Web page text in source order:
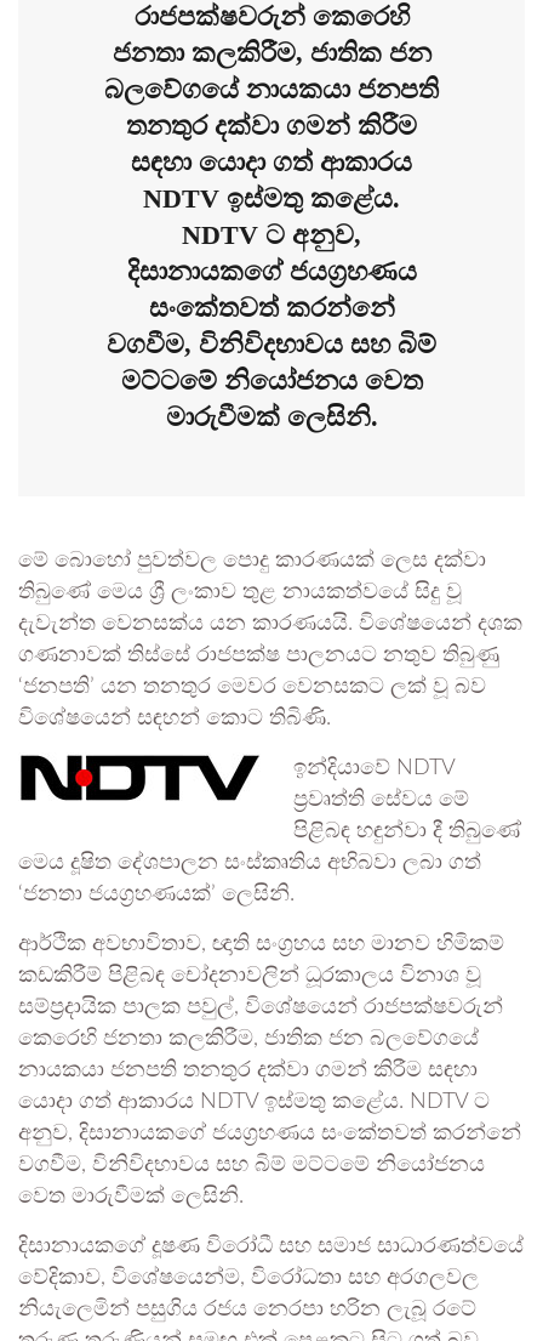
රාජපක්ෂවරුන් කෙරෙහි
ජනතා කලකිරීම, ජාතික ජන
බලවේගයේ නායකයා ජනපති
තනතුර දක්වා ගමන් කිරීම
සඳහා යොදා ගත් ආකාරය
NDTV ඉස්මතු කළේය.
NDTV ට අනුව,
දිසානායකගේ ජයග්‍රහණය
සංකේතවත් කරන්නේ
වගවීම, විනිවිදභාවය සහ බිම්
මට්ටමේ නියෝජනය වෙත
මාරුවීමක් ලෙසිනි.
මේ බොහෝ පුවත්වල පොදු කාරණයක් ලෙස දක්වා
තිබුණේ මෙය ශ්‍රී ලංකාව තුළ නායකත්වයේ සිදු වූ
දැවැන්ත වෙනසක්ය යන කාරණයයි. විශේෂයෙන් දශක
ගණනාවක් තිස්සේ රාජපක්ෂ පාලනයට නතුව තිබුණු
‘ජනපති’ යන තනතුර මෙවර වෙනසකට ලක් වූ බව
විශේෂයෙන් සඳහන් කොට තිබිණි.
ඉන්දියාවේ NDTV
ප්‍රවෘත්ති සේවය මේ
පිළිබඳ හඳුන්වා දී තිබුණේ
මෙය දූෂිත දේශපාලන සංස්කෘතිය අභිබවා ලබා ගත්
‘ජනතා ජයග්‍රහණයක්’ ලෙසිනි.
ආර්ථික අවභාවිතාව, ඥාති සංග්‍රහය සහ මානව හිමිකම්
කඩකිරීම් පිළිබඳ චෝදනාවලින් ධූරකාලය විනාශ වූ
සම්ප්‍රදායික පාලක පවුල්, විශේෂයෙන් රාජපක්ෂවරුන්
කෙරෙහි ජනතා කලකිරීම, ජාතික ජන බලවේගයේ
නායකයා ජනපති තනතුර දක්වා ගමන් කිරීම සඳහා
යොදා ගත් ආකාරය NDTV ඉස්මතු කළේය. NDTV ට
අනුව, දිසානායකගේ ජයග්‍රහණය සංකේතවත් කරන්නේ
වගවීම, විනිවිදභාවය සහ බිම් මට්ටමේ නියෝජනය
වෙත මාරුවීමක් ලෙසිනි.
දිසානායකගේ දූෂණ විරෝධී සහ සමාජ සාධාරණත්වයේ
වේදිකාව, විශේෂයෙන්ම, විරෝධතා සහ අරගලවල
නියැලෙමින් පසුගිය රජය නෙරපා හරින ලැබූ රටේ